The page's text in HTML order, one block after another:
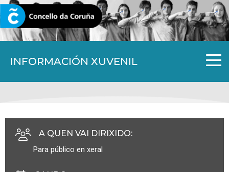
INFORMACIÓN XUVENIL
CORUNA.GAL
A QUEN VAI DIRIXIDO:
Para público en xeral